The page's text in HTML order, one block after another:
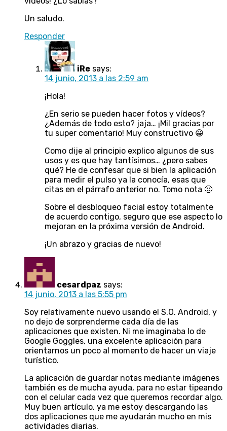
Un saludo.
Responder
iRe says:
14 junio, 2013 a las 2:59 am
¡Hola!
¿En serio se pueden hacer fotos y vídeos?
¿Además de todo esto? jaja… ¡Mil gracias por
tu super comentario! Muy constructivo 😀
Como dije al principio explico algunos de sus
usos y es que hay tantísimos… ¿pero sabes
qué? He de confesar que si bien la aplicación
para medir el pulso ya la conocía, esas que
citas en el párrafo anterior no. Tomo nota 🙂
Sobre el desbloqueo facial estoy totalmente
de acuerdo contigo, seguro que ese aspecto lo
mejoran en la próxima versión de Android.
¡Un abrazo y gracias de nuevo!
cesardpaz says:
14 junio, 2013 a las 5:55 pm
Soy relativamente nuevo usando el S.O. Android, y
no dejo de sorprenderme cada día de las
aplicaciones que existen. Ni me imaginaba lo de
Google Goggles, una excelente aplicación para
orientarnos un poco al momento de hacer un viaje
turístico.
La aplicación de guardar notas mediante imágenes
también es de mucha ayuda, para no estar tipeando
con el celular cada vez que queremos recordar algo.
Muy buen artículo, ya me estoy descargando las
dos aplicaciones que me ayudarán mucho en mis
actividades diarias.